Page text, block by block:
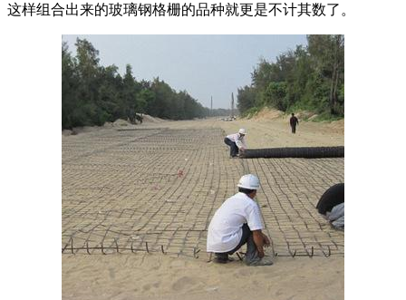
这样组合出来的玻璃钢格栅的品种就更是不计其数了。